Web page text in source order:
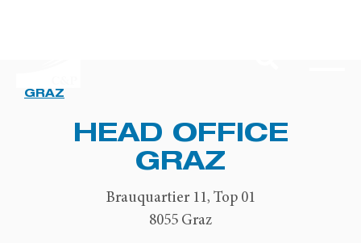
GRAZ
HEAD OFFICE
GRAZ
Brauquartier 11, Top 01
8055 Graz